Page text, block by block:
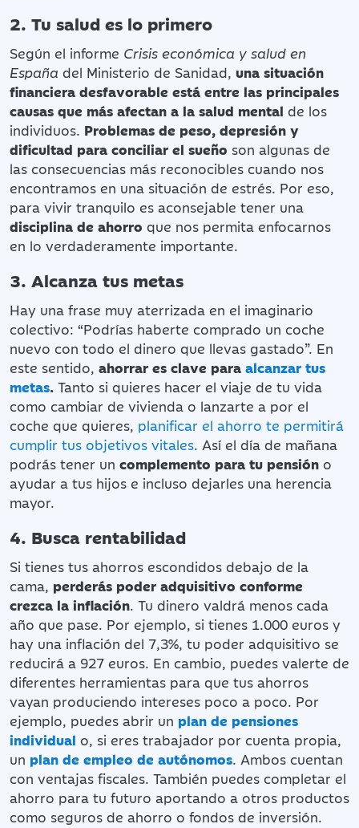
2. Tu salud es lo primero
Según el informe Crisis económica y salud en
España del Ministerio de Sanidad, una situación
financiera desfavorable está entre las principales
causas que más afectan a la salud mental de los
individuos. Problemas de peso, depresión y
dificultad para conciliar el sueño son algunas de
las consecuencias más reconocibles cuando nos
encontramos en una situación de estrés. Por eso,
para vivir tranquilo es aconsejable tener una
disciplina de ahorro que nos permita enfocarnos
en lo verdaderamente importante.
3. Alcanza tus metas
Hay una frase muy aterrizada en el imaginario
colectivo: “Podrías haberte comprado un coche
nuevo con todo el dinero que llevas gastado”. En
este sentido, ahorrar es clave para alcanzar tus
metas. Tanto si quieres hacer el viaje de tu vida
como cambiar de vivienda o lanzarte a por el
coche que quieres, planificar el ahorro te permitirá
cumplir tus objetivos vitales. Así el día de mañana
podrás tener un complemento para tu pensión o
ayudar a tus hijos e incluso dejarles una herencia
mayor.
4. Busca rentabilidad
Si tienes tus ahorros escondidos debajo de la
cama, perderás poder adquisitivo conforme
crezca la inflación. Tu dinero valdrá menos cada
año que pase. Por ejemplo, si tienes 1.000 euros y
hay una inflación del 7,3%, tu poder adquisitivo se
reducirá a 927 euros. En cambio, puedes valerte de
diferentes herramientas para que tus ahorros
vayan produciendo intereses poco a poco. Por
ejemplo, puedes abrir un plan de pensiones
individual o, si eres trabajador por cuenta propia,
un plan de empleo de autónomos. Ambos cuentan
con ventajas fiscales. También puedes completar el
ahorro para tu futuro aportando a otros productos
como seguros de ahorro o fondos de inversión.